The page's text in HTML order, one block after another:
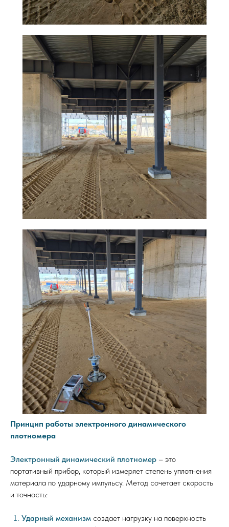
Принцип работы электронного динамического
плотномера
Электронный динамический плотномер – это
портативный прибор, который измеряет степень уплотнения
материала по ударному импульсу. Метод сочетает скорость
и точность:
Ударный механизм создает нагрузку на поверхность